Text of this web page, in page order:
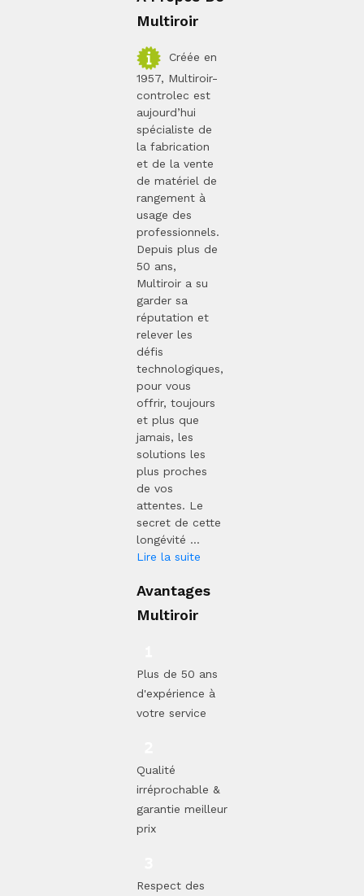
Multiroir
Créée en
1957, Multiroir-
controlec est
aujourd’hui
spécialiste de
la fabrication
et de la vente
de matériel de
rangement à
usage des
professionnels.
Depuis plus de
50 ans,
Multiroir a su
garder sa
réputation et
relever les
défis
technologiques,
pour vous
offrir, toujours
et plus que
jamais, les
solutions les
plus proches
de vos
attentes. Le
secret de cette
longévité ...
Lire la suite
Avantages
Multiroir
Plus de 50 ans
d'expérience à
votre service
Qualité
irréprochable &
garantie meilleur
prix
Respect des